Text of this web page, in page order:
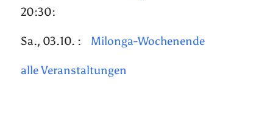
20:30:
Sa., 03.10. : Milonga-Wochenende
alle Veranstaltungen